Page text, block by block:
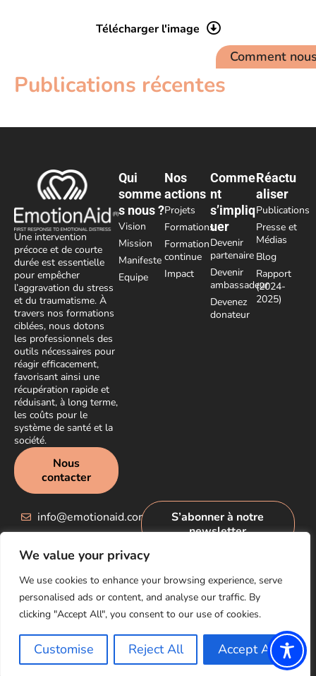
We value your privacy
We use cookies to enhance your browsing experience, serve
personalised ads or content, and analyse our traffic. By
clicking "Accept All", you consent to our use of cookies.
Customise Reject All Accept All
Télécharger l'image
Publications récentes
Une intervention
précoce et de courte
durée est essentielle
pour empêcher
l’aggravation du stress
et du traumatisme. À
travers nos formations
ciblées, nous dotons
les professionnels des
outils nécessaires pour
réagir efficacement,
favorisant ainsi une
récupération rapide et
réduisant, à long terme,
les coûts pour le
système de santé et la
société.
Nous
contacter
Qui
somme
s nous ?
Vision
Mission
Manifeste
Equipe
Nos
actions
Projets
Formations
Formation
continue
Impact
Comme
nt
s’impliq
uer
Devenir
partenaire
Devenir
ambassadeur
Devenez
donateur
Réactu
aliser
Publications
Presse et
Médias
Blog
Rapport
(2024-
2025)
info@emotionaid.com
S’abonner à notre
newsletter
Déclaration d’accessibilité|Politique de
confidentialité
Comment